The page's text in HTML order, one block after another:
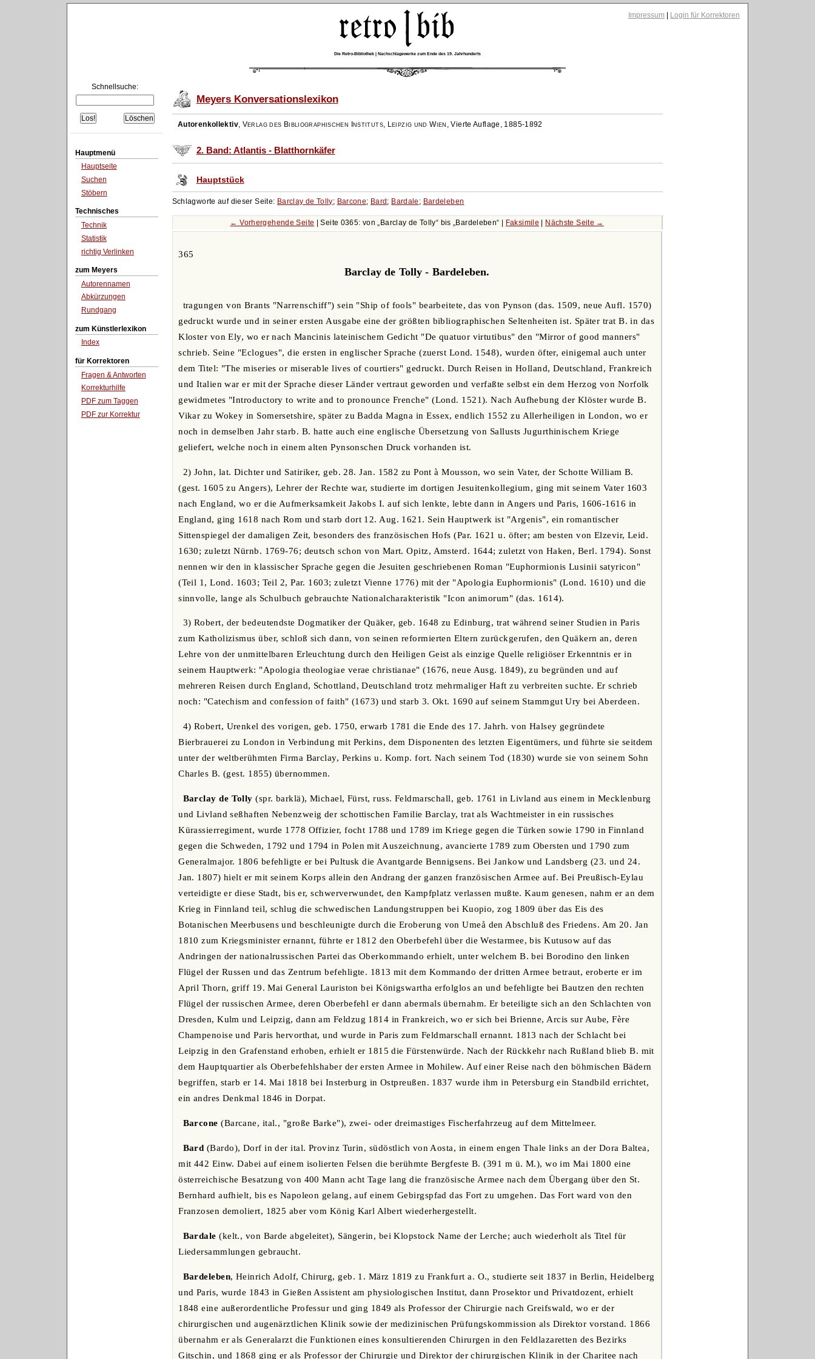
Impressum Login für Korrektoren
Die Retro-Bibliothek | Nachschlagewerke zum Ende des 19. Jahrhunderts
Schnellsuche:
Hauptmenü
Hauptseite
Suchen
Stöbern
Technisches
Technik
Statistik
richtig Verlinken
zum Meyers
Autorennamen
Abkürzungen
Rundgang
zum Künstlerlexikon
Index
für Korrektoren
Fragen & Antworten
Korrekturhilfe
PDF zum Taggen
PDF zur Korrektur
Meyers Konversationslexikon
Autorenkollektiv, Verlag des Bibliographischen Instituts, Leipzig und Wien ,Vierte Auflage, 1885-1892
2. Band: Atlantis - Blatthornkäfer
Hauptstück
Schlagworte auf dieser Seite: Barclay de Tolly; Barcone; Bard; Bardale ; Bardeleben
← Vorhergehende Seite | Seite 0365: von Barclay de Tolly bis Bardeleben Faksimile Nächste Seite →
365
Barclay de Tolly - Bardeleben.
tragungen von Brants "Narrenschiff") sein "Ship of fools" bearbeitete, das von Pynson (das. 1509, neue Aufl. 1570)
gedruckt wurde und in seiner ersten Ausgabe eine der größten bibliographischen Seltenheiten ist. Später trat B. in das
Kloster von Ely, wo er nach Mancinis lateinischem Gedicht "De quatuor virtutibus" den "Mirror of good manners"
schrieb. Seine "Eclogues", die ersten in englischer Sprache (zuerst Lond. 1548), wurden öfter, einigemal auch unter
dem Titel: "The miseries or miserable lives of courtiers" gedruckt. Durch Reisen in Holland, Deutschland, Frankreich
und Italien war er mit der Sprache dieser Länder vertraut geworden und verfaßte selbst ein dem Herzog von Norfolk
gewidmetes "Introductory to write and to pronounce Frenche" (Lond. 1521). Nach Aufhebung der Klöster wurde B.
Vikar zu Wokey in Somersetshire, später zu Badda Magna in Essex, endlich 1552 zu Allerheiligen in London, wo er
noch in demselben Jahr starb. B. hatte auch eine englische Übersetzung von Sallusts Jugurthinischem Kriege
geliefert, welche noch in einem alten Pynsonschen Druck vorhanden ist.
2) John, lat. Dichter und Satiriker, geb. 28. Jan. 1582 zu Pont à Mousson, wo sein Vater, der Schotte William B.
(gest. 1605 zu Angers), Lehrer der Rechte war, studierte im dortigen Jesuitenkollegium, ging mit seinem Vater 1603
nach England, wo er die Aufmerksamkeit Jakobs I. auf sich lenkte, lebte dann in Angers und Paris, 1606-1616 in
England, ging 1618 nach Rom und starb dort 12. Aug. 1621. Sein Hauptwerk ist "Argenis", ein romantischer
Sittenspiegel der damaligen Zeit, besonders des französischen Hofs (Par. 1621 u. öfter; am besten von Elzevir, Leid.
1630; zuletzt Nürnb. 1769-76; deutsch schon von Mart. Opitz, Amsterd. 1644; zuletzt von Haken, Berl. 1794). Sonst
nennen wir den in klassischer Sprache gegen die Jesuiten geschriebenen Roman "Euphormionis Lusinii satyricon"
(Teil 1, Lond. 1603; Teil 2, Par. 1603; zuletzt Vienne 1776) mit der "Apologia Euphormionis" (Lond. 1610) und die
sinnvolle, lange als Schulbuch gebrauchte Nationalcharakteristik "Icon animorum" (das. 1614).
3) Robert, der bedeutendste Dogmatiker der Quäker, geb. 1648 zu Edinburg, trat während seiner Studien in Paris
zum Katholizismus über, schloß sich dann, von seinen reformierten Eltern zurückgerufen, den Quäkern an, deren
Lehre von der unmittelbaren Erleuchtung durch den Heiligen Geist als einzige Quelle religiöser Erkenntnis er in
seinem Hauptwerk: "Apologia theologiae verae christianae" (1676, neue Ausg. 1849), zu begründen und auf
mehreren Reisen durch England, Schottland, Deutschland trotz mehrmaliger Haft zu verbreiten suchte. Er schrieb
noch: "Catechism and confession of faith" (1673) und starb 3. Okt. 1690 auf seinem Stammgut Ury bei Aberdeen.
4) Robert, Urenkel des vorigen, geb. 1750, erwarb 1781 die Ende des 17. Jahrh. von Halsey gegründete
Bierbrauerei zu London in Verbindung mit Perkins, dem Disponenten des letzten Eigentümers, und führte sie seitdem
unter der weltberühmten Firma Barclay, Perkins u. Komp. fort. Nach seinem Tod (1830) wurde sie von seinem Sohn
Charles B. (gest. 1855) übernommen.
Barclay de Tolly (spr. barklä), Michael, Fürst, russ. Feldmarschall, geb. 1761 in Livland aus einem in Mecklenburg
und Livland seßhaften Nebenzweig der schottischen Familie Barclay, trat als Wachtmeister in ein russisches
Kürassierregiment, wurde 1778 Offizier, focht 1788 und 1789 im Kriege gegen die Türken sowie 1790 in Finnland
gegen die Schweden, 1792 und 1794 in Polen mit Auszeichnung, avancierte 1789 zum Obersten und 1790 zum
Generalmajor. 1806 befehligte er bei Pultusk die Avantgarde Bennigsens. Bei Jankow und Landsberg (23. und 24.
Jan. 1807) hielt er mit seinem Korps allein den Andrang der ganzen französischen Armee auf. Bei Preußisch-Eylau
verteidigte er diese Stadt, bis er, schwerverwundet, den Kampfplatz verlassen mußte. Kaum genesen, nahm er an dem
Krieg in Finnland teil, schlug die schwedischen Landungstruppen bei Kuopio, zog 1809 über das Eis des
Botanischen Meerbusens und beschleunigte durch die Eroberung von Umeå den Abschluß des Friedens. Am 20. Jan
1810 zum Kriegsminister ernannt, führte er 1812 den Oberbefehl über die Westarmee, bis Kutusow auf das
Andringen der nationalrussischen Partei das Oberkommando erhielt, unter welchem B. bei Borodino den linken
Flügel der Russen und das Zentrum befehligte. 1813 mit dem Kommando der dritten Armee betraut, eroberte er im
April Thorn, griff 19. Mai General Lauriston bei Königswartha erfolglos an und befehligte bei Bautzen den rechten
Flügel der russischen Armee, deren Oberbefehl er dann abermals übernahm. Er beteiligte sich an den Schlachten von
Dresden, Kulm und Leipzig, dann am Feldzug 1814 in Frankreich, wo er sich bei Brienne, Arcis sur Aube, Fère
Champenoise und Paris hervorthat, und wurde in Paris zum Feldmarschall ernannt. 1813 nach der Schlacht bei
Leipzig in den Grafenstand erhoben, erhielt er 1815 die Fürstenwürde. Nach der Rückkehr nach Rußland blieb B. mit
dem Hauptquartier als Oberbefehlshaber der ersten Armee in Mohilew. Auf einer Reise nach den böhmischen Bädern
begriffen, starb er 14. Mai 1818 bei Insterburg in Ostpreußen. 1837 wurde ihm in Petersburg ein Standbild errichtet,
ein andres Denkmal 1846 in Dorpat.
Barcone (Barcane, ital., "große Barke"), zwei- oder dreimastiges Fischerfahrzeug auf dem Mittelmeer.
Bard (Bardo), Dorf in der ital. Provinz Turin, südöstlich von Aosta, in einem engen Thale links an der Dora Baltea,
mit 442 Einw. Dabei auf einem isolierten Felsen die berühmte Bergfeste B. (391 m ü. M.), wo im Mai 1800 eine
österreichische Besatzung von 400 Mann acht Tage lang die französische Armee nach dem Übergang über den St.
Bernhard aufhielt, bis es Napoleon gelang, auf einem Gebirgspfad das Fort zu umgehen. Das Fort ward von den
Franzosen demoliert, 1825 aber vom König Karl Albert wiederhergestellt.
Bardale (kelt., von Barde abgeleitet), Sängerin, bei Klopstock Name der Lerche; auch wiederholt als Titel für
Liedersammlungen gebraucht.
Bardeleben, Heinrich Adolf, Chirurg, geb. 1. März 1819 zu Frankfurt a. O., studierte seit 1837 in Berlin, Heidelberg
und Paris, wurde 1843 in Gießen Assistent am physiologischen Institut, dann Prosektor und Privatdozent, erhielt
1848 eine außerordentliche Professur und ging 1849 als Professor der Chirurgie nach Greifswald, wo er der
chirurgischen und augenärztlichen Klinik sowie der medizinischen Prüfungskommission als Direktor vorstand. 1866
übernahm er als Generalarzt die Funktionen eines konsultierenden Chirurgen in den Feldlazaretten des Bezirks
Gitschin, und 1868 ging er als Professor der Chirurgie und Direktor der chirurgischen Klinik in der Charitee nach